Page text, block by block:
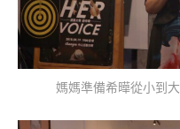
媽媽準備希曄從小到